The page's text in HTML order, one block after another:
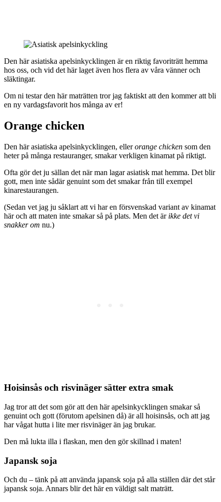
Den här asiatiska apelsinkycklingen är en riktig favoriträtt hemma
hos oss, och vid det här laget även hos flera av våra vänner och
släktingar.
Om ni testar den här maträtten tror jag faktiskt att den kommer att bli
en ny vardagsfavorit hos många av er!
Orange chicken
Den här asiatiska apelsinkycklingen, ellerorange chicken som den
heter på många restauranger, smakar verkligen kinamat på riktigt.
Ofta gör det ju sällan det när man lagar asiatisk mat hemma. Det blir
gott, men inte sådär genuint som det smakar från till exempel
kinarestaurangen.
(Sedan vet jag ju såklart att vi har en försvenskad variant av kinamat
här och att maten inte smakar så på plats. Men det är ikke det vi
snakker om nu.)
Hoisinsås och risvinäger sätter extra smak
Jag tror att det som gör att den här apelsinkycklingen smakar så
genuint och gott (förutom apelsinen då) är all hoisinsås, och att jag
har vågat hutta i lite mer risvinäger än jag brukar.
Den må lukta illa i flaskan, men den gör skillnad i maten!
Japansk soja
Och du – tänk på att använda japansk soja på alla ställen där det står
japansk soja. Annars blir det här en väldigt salt maträtt.